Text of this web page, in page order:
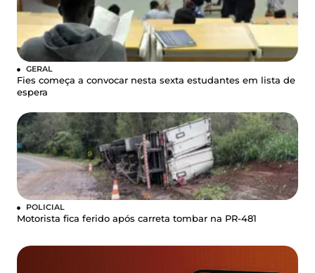
GERAL
Fies começa a convocar nesta sexta estudantes em lista de
espera
POLICIAL
Motorista fica ferido após carreta tombar na PR-481